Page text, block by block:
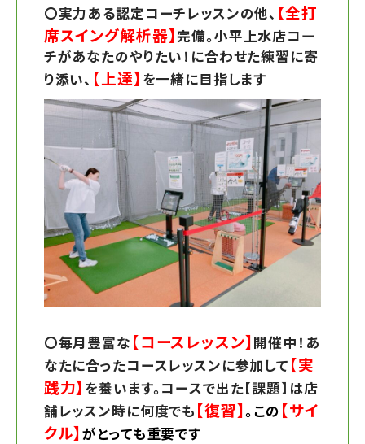
〇実力ある認定コーチレッスンの他、 【全打
席スイング解析器】完備。小平上水店コー
チがあなたのやりたい！に合わせた練習に寄
り添い、 【上達】 を一緒に目指します
〇毎月豊富な 【コースレッスン】開催中！あ
なたに合ったコースレッスンに参加して 【実
践力】 を養います。コースで出た【課題】は店
舗レッスン時に何度でも 【復習】。この 【サイ
クル】がとっても重要です